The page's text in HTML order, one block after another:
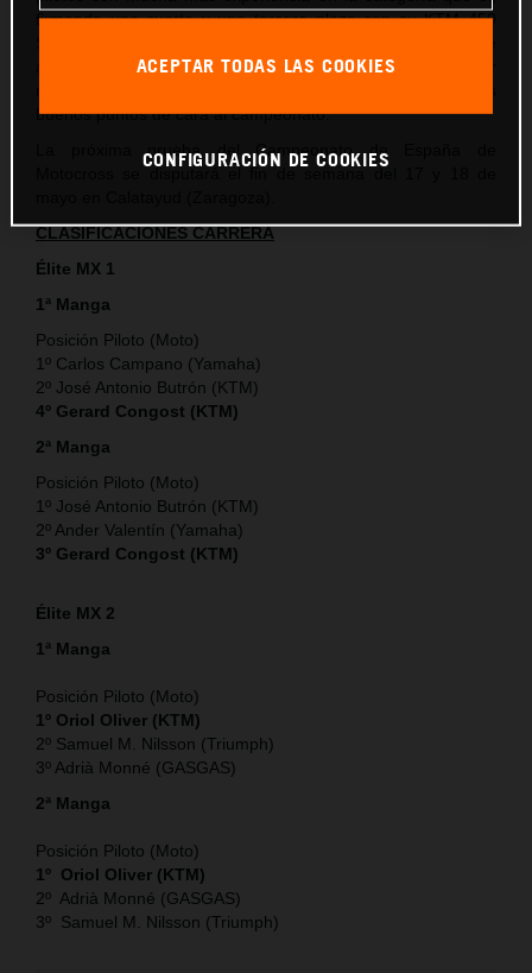
firmando una cuarta y una tercera plaza con su KTM 450
aspiraba, sí que le permiten al piloto de KTM España adquirir
buenos puntos de cara al campeonato.
La próxima prueba del Campeonato de España de
CLASIFICACIONES CARRERA
Élite MX 1
1ª Manga
Posición Piloto (Moto)
1º Carlos Campano (Yamaha)
2º José Antonio Butrón (KTM)
4º Gerard Congost (KTM)
2ª Manga
Posición Piloto (Moto)
1º José Antonio Butrón (KTM)
2º Ander Valentín (Yamaha)
3º Gerard Congost (KTM)
Élite MX 2
1ª Manga
Posición Piloto (Moto)
1º Oriol Oliver (KTM)
2º Samuel M. Nilsson (Triumph)
3º Adrià Monné (GASGAS)
2ª Manga
Posición Piloto (Moto)
1º Oriol Oliver (KTM)
2º Adrià Monné (GASGAS)
3º Samuel M. Nilsson (Triumph)
ACEPTAR TODAS LAS COOKIES
CONFIGURACIÓN DE COOKIES